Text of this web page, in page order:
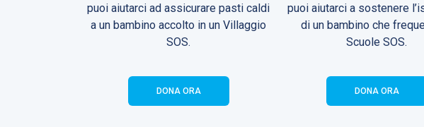
puoi aiutarci ad assicurare pasti caldi
a un bambino accolto in un Villaggio
SOS.
DONA ORA
puoi aiutarci a sostenere
di un bambino che
Scuole SOS.
DONA ORA